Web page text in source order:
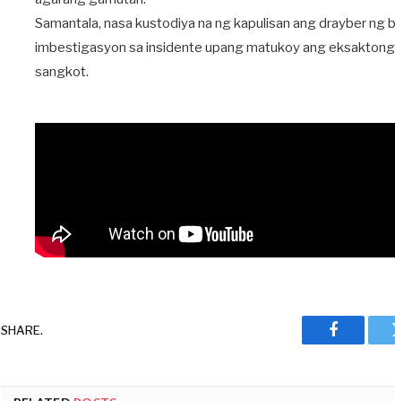
Samantala, nasa kustodiya na ng kapulisan ang drayber
imbestigasyon sa insidente upang matukoy ang
sangkot.
SHARE.
Facebook